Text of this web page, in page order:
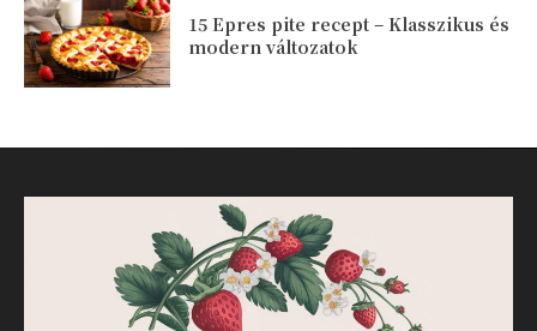
15 Epres pite recept – Klasszikus és
modern változatok